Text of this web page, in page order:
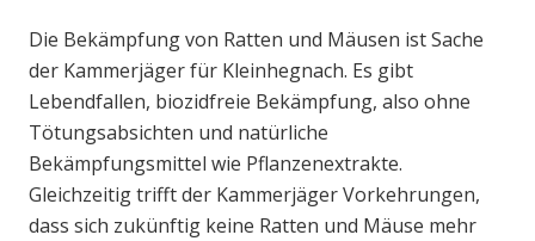
Die Bekämpfung von Ratten und Mäusen ist Sache
der Kammerjäger für Kleinhegnach. Es gibt
Lebendfallen, biozidfreie Bekämpfung, also ohne
Tötungsabsichten und natürliche
Bekämpfungsmittel wie Pflanzenextrakte.
Gleichzeitig trifft der Kammerjäger Vorkehrungen,
dass sich zukünftig keine Ratten und Mäuse mehr